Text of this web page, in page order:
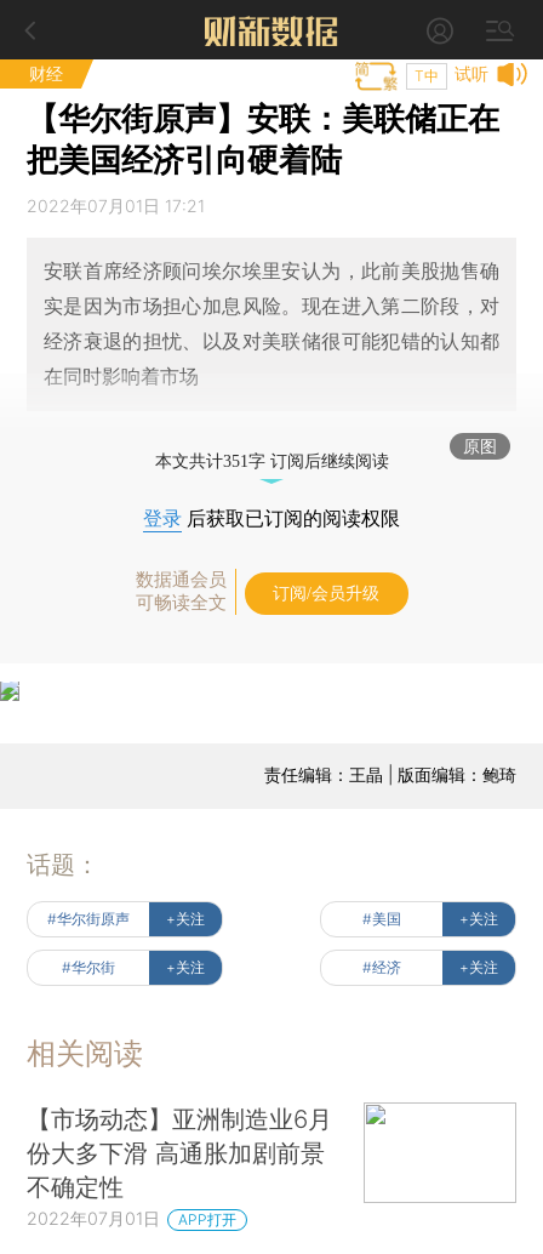
财经 试听
T中
【华尔街原声】安联：美联储正在
把美国经济引向硬着陆
2022年07月01日 17:21
安联首席经济顾问埃尔埃里安认为，此前美股抛售确
实是因为市场担心加息风险。现在进入第二阶段，对
经济衰退的担忧、以及对美联储很可能犯错的认知都
在同时影响着市场
原图
本文共计351字 订阅后继续阅读
登录 后获取已订阅的阅读权限
数据通会员
可畅读全文
订阅/会员升级
责任编辑：王晶 | 版面编辑：鲍琦
话题：
#华尔街原声 +关注 #美国 +关注
#华尔街 +关注 #经济 +关注
相关阅读
【市场动态】亚洲制造业6月
份大多下滑 高通胀加剧前景
不确定性
2022年07月01日 APP打开